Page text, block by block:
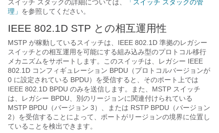
スイッチ スタックの詳細については、
「スイッチ スタックの管
理」 を参照してください。
IEEE 802.1D STP との相互運用性
MSTP が稼動しているスイッチは、IEEE 802.1D 準拠のレガシー
スイッチとの相互運用を可能にする組み込み型のプロトコル移行
メカニズムをサポートします。このスイッチは、レガシー IEEE
802.1D コンフィギュレーション BPDU（プロトコルバージョンが
0 に設定されている BPDU）を受信すると、そのポート上では
IEEE 802.1D BPDU のみを送信します。また、MSTP スイッチ
は、レガシー BPDU、別のリージョンに関連付けられている
MSTP BPDU（バージョン 3）、または RSTP BPDU（バージョン
2）を受信することによって、ポートがリージョンの境界に位置し
ていることを検出できます。